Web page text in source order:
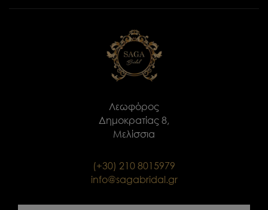
Λεωφόρος
Δημοκρατίας 8,
Μελίσσια
(+30) 210 8015979
info@sagabridal.gr